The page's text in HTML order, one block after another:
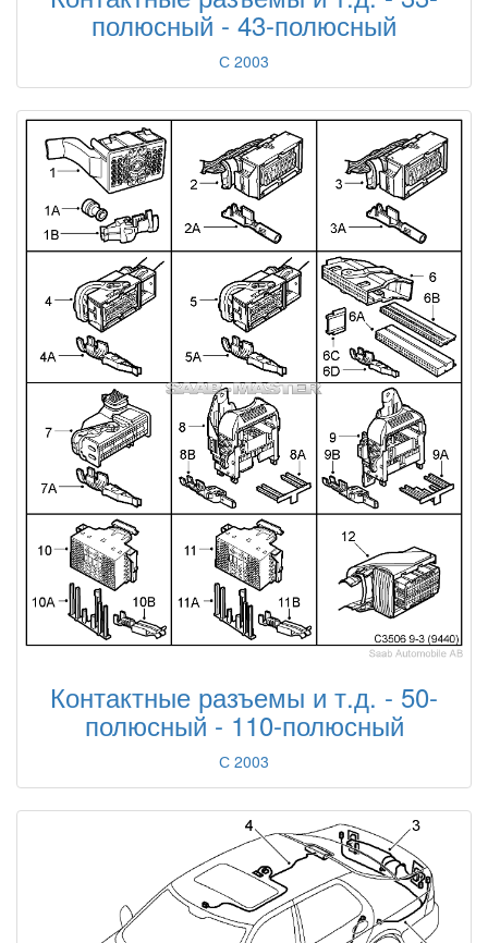
полюсный - 43-полюсный
С 2003
Контактные разъемы и т.д. - 50-
полюсный - 110-полюсный
С 2003